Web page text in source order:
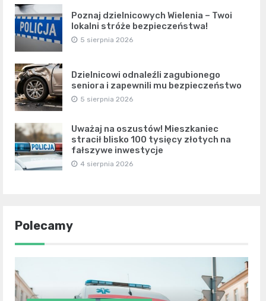
Poznaj dzielnicowych Wielenia – Twoi
lokalni stróże bezpieczeństwa!
5 sierpnia 2026
Dzielnicowi odnaleźli zagubionego
seniora i zapewnili mu bezpieczeństwo
5 sierpnia 2026
Uważaj na oszustów! Mieszkaniec
stracił blisko 100 tysięcy złotych na
fałszywe inwestycje
4 sierpnia 2026
Polecamy